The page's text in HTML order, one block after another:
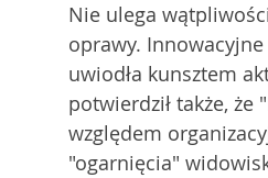
Nie ulega
oprawy.
uwiodła kunsztem
potwierdził także,
względem
"ogarnięcia"